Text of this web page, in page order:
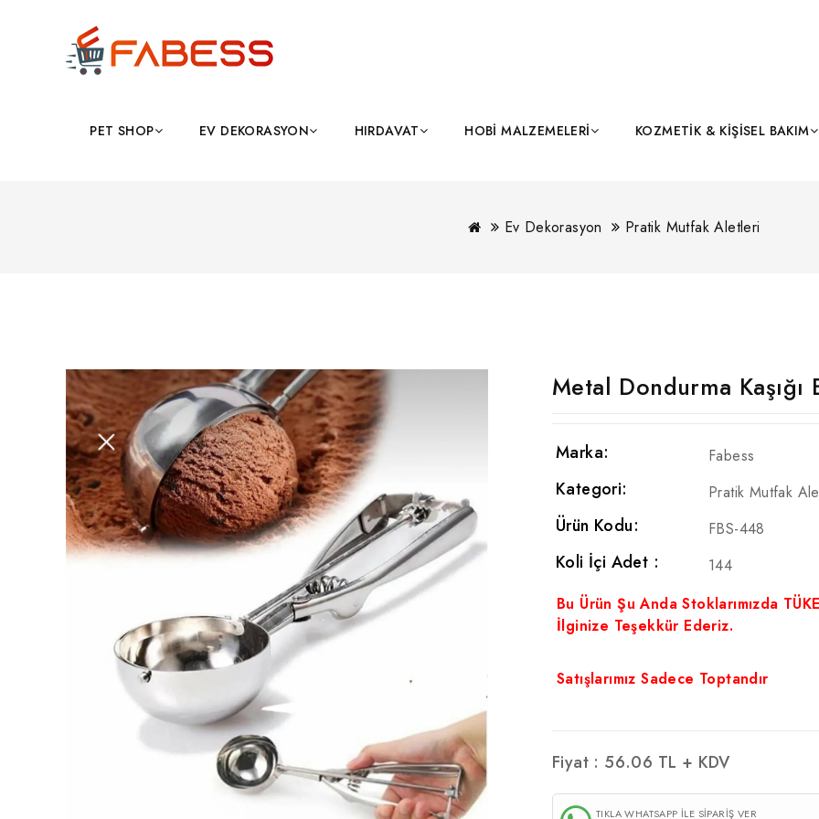
PET SHOP EV DEKORASYON HIRDAVAT HOBI MALZEMELERI KOZMETIK & KIŞISEL BAKIM
Ev Dekorasyon Pratik Mutfak Aletleri
Metal Dondurma Kaşığı
Marka: Fabess
Kategori: Pratik Mutfak
Ürün Kodu: FBS-448
Koli İçi Adet :
144
Bu Ürün Şu Anda Stoklarımızda
İlginize Teşekkür Ederiz.
Satışlarımız Sadece Toptandır
Fiyat : 56.06 TL + KDV
TIKLA WHATSAPP İLE SİPARİŞ VER